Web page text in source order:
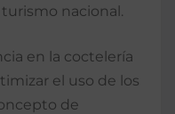
nacional.
en la coctelería
el uso de los
de